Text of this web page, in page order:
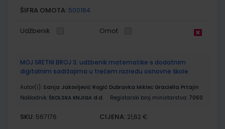
ŠIFRA OMOTA: 500164
Udžbenik Omot
MOJ SRETNI BROJ 3; udžbenik matematike s dodatnim
digitalnim sadržajima u trećem razredu osnovne škole
Autor(i): Sanja Jakovljević Rogić Dubravka Miklec Graciella Prtajin
Nakladnik: ŠKOLSKA KNJIGA d.d. Registarski broj ministarstva: 7060
SKU: 567176 CIJENA: 21,62 €